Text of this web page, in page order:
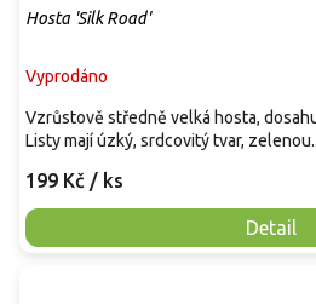
Hosta 'Silk Road'
Vyprodáno
199 Kč / ks
Detail
Vzrůstově středně velká hosta,
Listy mají úzký, srdcovitý tvar,